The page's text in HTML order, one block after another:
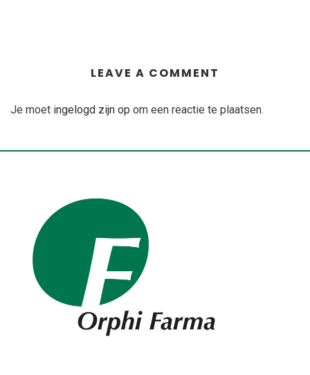
LEAVE A COMMENT
Je moet ingelogd zijn op om een reactie te plaatsen.